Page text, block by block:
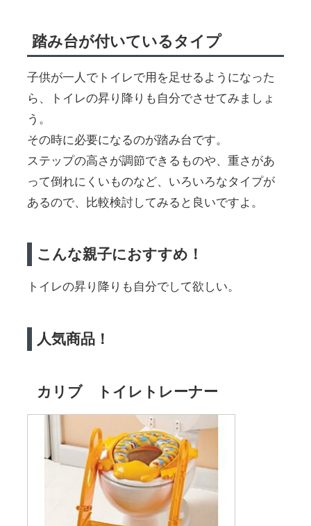
踏み台が付いているタイプ
子供が一人でトイレで用を足せるようになった
ら、トイレの昇り降りも自分でさせてみましょ
う。
その時に必要になるのが踏み台です。
ステップの高さが調節できるものや、重さがあ
って倒れにくいものなど、いろいろなタイプが
あるので、比較検討してみると良いですよ。
こんな親子におすすめ！
トイレの昇り降りも自分でして欲しい。
人気商品！
カリブ トイレトレーナー